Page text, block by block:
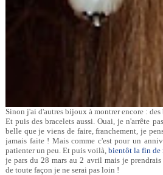
Sinon j'ai d'autres bijoux à montrer encore : des
Et puis des bracelets aussi. Ouai, je n'arrête
belle que je viens de faire, franchement, je
jamais faite ! Mais comme c'est pour un
patienter un peu. Et puis voilà, bientôt la fin de
je pars du 28 mars au 2 avril mais je
de toute façon je ne serai pas loin !